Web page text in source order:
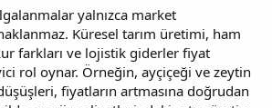
yalnızca market
Küresel tarım üretimi, ham
farkları ve lojistik giderler fiyat
rol oynar. Örneğin, ayçiçeği ve zeytin
fiyatların artmasına doğrudan